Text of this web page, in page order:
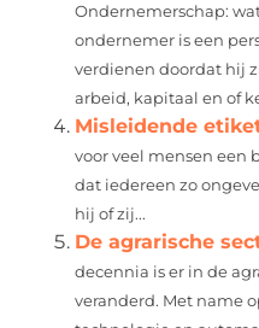
Ondernemerschap:
ondernemer is een
verdienen doordat hij
arbeid, kapitaal en of
Misleidende
voor veel mensen een
dat iedereen zo
hij of zij...
De agrarische
decennia is er in de
veranderd. Met name